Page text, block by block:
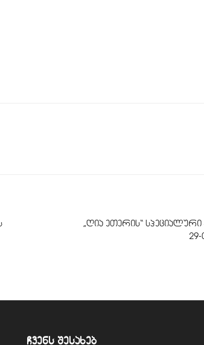
„ღია ეთერის“ სპეციალური
ჩვენს შესახებ